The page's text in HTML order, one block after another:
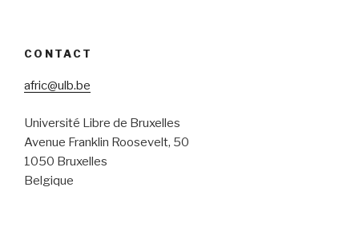
CONTACT
afric@ulb.be
Université Libre de Bruxelles
Avenue Franklin Roosevelt, 50
1050 Bruxelles
Belgique